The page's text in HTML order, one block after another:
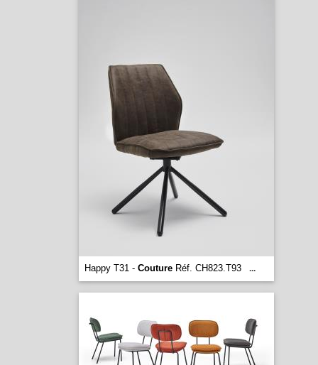
Happy T31 - CoutureRéf. CH823.T93 ...